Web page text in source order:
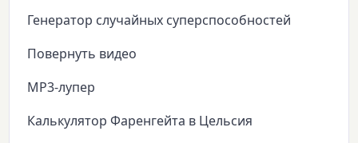
Генератор случайных суперспособностей
Повернуть видео
MP3-лупер
Калькулятор Фаренгейта в Цельсия